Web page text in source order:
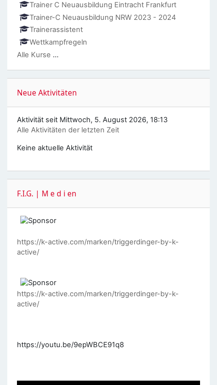
Trainer C Neuausbildung Eintracht Frankfurt
Trainer-C Neuausbildung NRW 2023 - 2024
Trainerassistent
Wettkampfregeln
Alle Kurse ...
Neue Aktivitäten
Aktivität seit Mittwoch, 5. August 2026, 18:13
Alle Aktivitäten der letzten Zeit
Keine aktuelle Aktivität
F.I.G. | M e d i en
https://k-active.com/marken/triggerdinger-by-k-
active/
https://k-active.com/marken/triggerdinger-by-k-
active/
https://youtu.be/9epWBCE91q8